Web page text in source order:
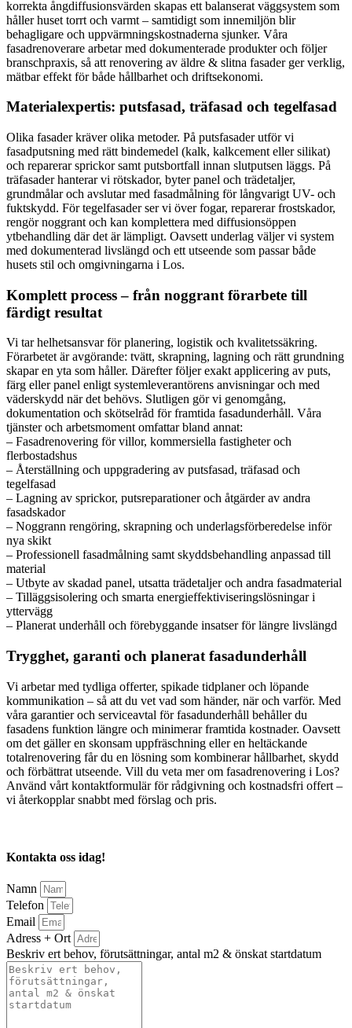
korrekta ångdiffusionsvärden skapas ett balanserat väggsystem som
håller huset torrt och varmt – samtidigt som innemiljön blir
behagligare och uppvärmningskostnaderna sjunker. Våra
fasadrenoverare arbetar med dokumenterade produkter och följer
branschpraxis, så att renovering av äldre & slitna fasader ger verklig,
mätbar effekt för både hållbarhet och driftsekonomi.
Materialexpertis: putsfasad, träfasad och tegelfasad
Olika fasader kräver olika metoder. På putsfasader utför vi
fasadputsning med rätt bindemedel (kalk, kalkcement eller silikat)
och reparerar sprickor samt putsbortfall innan slutputsen läggs. På
träfasader hanterar vi rötskador, byter panel och trädetaljer,
grundmålar och avslutar med fasadmålning för långvarigt UV- och
fuktskydd. För tegelfasader ser vi över fogar, reparerar frostskador,
rengör noggrant och kan komplettera med diffusionsöppen
ytbehandling där det är lämpligt. Oavsett underlag väljer vi system
med dokumenterad livslängd och ett utseende som passar både
husets stil och omgivningarna i Los.
Komplett process – från noggrant förarbete till
färdigt resultat
Vi tar helhetsansvar för planering, logistik och kvalitetssäkring.
Förarbetet är avgörande: tvätt, skrapning, lagning och rätt grundning
skapar en yta som håller. Därefter följer exakt applicering av puts,
färg eller panel enligt systemleverantörens anvisningar och med
väderskydd när det behövs. Slutligen gör vi genomgång,
dokumentation och skötselråd för framtida fasadunderhåll. Våra
tjänster och arbetsmoment omfattar bland annat:
– Fasadrenovering för villor, kommersiella fastigheter och
flerbostadshus
– Återställning och uppgradering av putsfasad, träfasad och
tegelfasad
– Lagning av sprickor, putsreparationer och åtgärder av andra
fasadskador
– Noggrann rengöring, skrapning och underlagsförberedelse inför
nya skikt
– Professionell fasadmålning samt skyddsbehandling anpassad till
material
– Utbyte av skadad panel, utsatta trädetaljer och andra fasadmaterial
– Tilläggsisolering och smarta energieffektiviseringslösningar i
yttervägg
– Planerat underhåll och förebyggande insatser för längre livslängd
Trygghet, garanti och planerat fasadunderhåll
Vi arbetar med tydliga offerter, spikade tidplaner och löpande
kommunikation – så att du vet vad som händer, när och varför. Med
våra garantier och serviceavtal för fasadunderhåll behåller du
fasadens funktion längre och minimerar framtida kostnader. Oavsett
om det gäller en skonsam uppfräschning eller en heltäckande
totalrenovering får du en lösning som kombinerar hållbarhet, skydd
och förbättrat utseende. Vill du veta mer om fasadrenovering i Los?
Använd vårt kontaktformulär för rådgivning och kostnadsfri offert –
vi återkopplar snabbt med förslag och pris.
Kontakta oss idag!
Namn
Telefon
Email
Adress + Ort
Beskriv ert behov, förutsättningar, antal m2 & önskat startdatum